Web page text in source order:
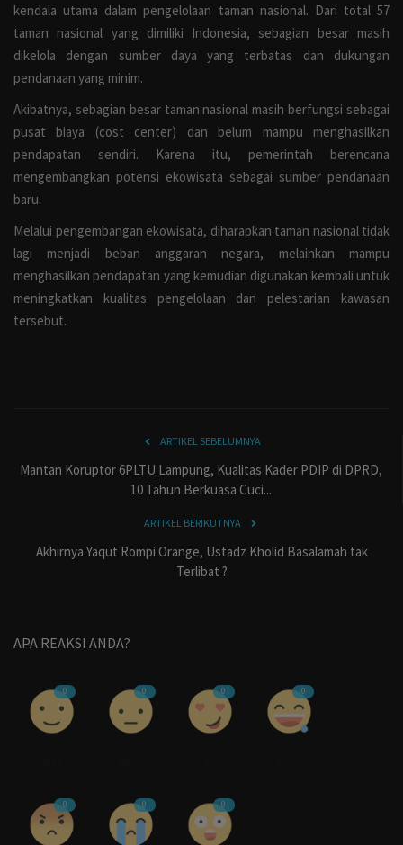
Banner
kendala utama dalam pengelolaan taman nasional. Dari total 57
taman nasional yang dimiliki Indonesia, sebagian besar masih
dikelola dengan sumber daya yang terbatas dan dukungan
pendanaan yang minim.
Akibatnya, sebagian besar taman nasional masih berfungsi sebagai
pusat biaya (cost center) dan belum mampu menghasilkan
pendapatan sendiri. Karena itu, pemerintah berencana
mengembangkan potensi ekowisata sebagai sumber pendanaan
baru.
Melalui pengembangan ekowisata, diharapkan taman nasional tidak
lagi menjadi beban anggaran negara, melainkan mampu
menghasilkan pendapatan yang kemudian digunakan kembali untuk
meningkatkan kualitas pengelolaan dan pelestarian kawasan
tersebut.
ARTIKEL SEBELUMNYA
Mantan Koruptor 6PLTU Lampung, Kualitas Kader PDIP di DPRD,
10 Tahun Berkuasa Cuci...
ARTIKEL BERIKUTNYA
Akhirnya Yaqut Rompi Orange, Ustadz Kholid Basalamah tak
Terlibat ?
APA REAKSI ANDA?
0 0 0 0
0 0 0